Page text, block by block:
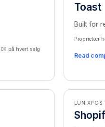
på hvert salg
Toast
Built for
Proprietær
Read
LUNIXPOS